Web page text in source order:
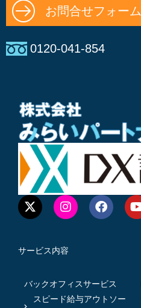
お問合せフォーム
0120-041-854
サービス内容
バックオフィスサービス
スピード給与アウトソー